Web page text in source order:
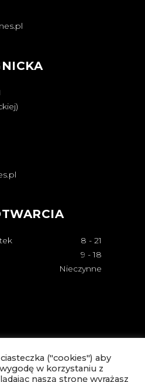
8 - 21
9 - 18
Nieczynne
("cookies") aby
w korzystaniu z
naszą stronę wyrażasz